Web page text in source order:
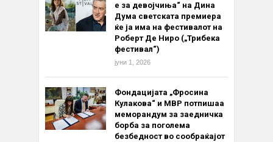
е за девојчиња“ на Дина
Дума светската премиера
ќе ја има на фестивалот на
Роберт Де Ниро („Трибека
фестивал“)
јуни 1, 2026
Фондацијата „Фросина
Кулакова“ и МВР потпишаа
меморандум за заедничка
борба за поголема
безбедност во сообраќајот